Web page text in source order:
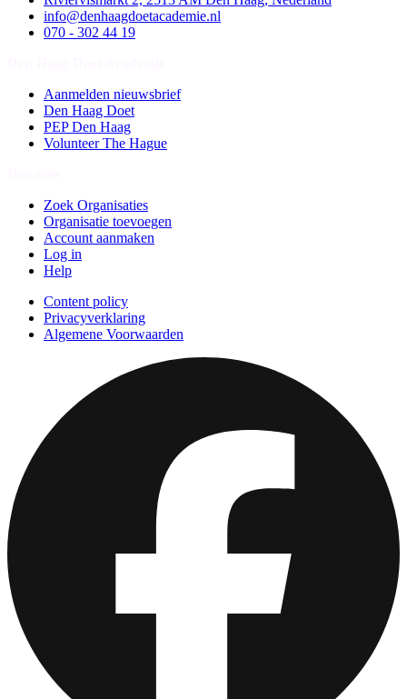
info@denhaagdoetacademie.nl
070 - 302 44 19
Aanmelden nieuwsbrief
Den Haag Doet
PEP Den Haag
Volunteer The Hague
Zoek Organisaties
Organisatie toevoegen
Account aanmaken
Log in
Help
Content policy
Privacyverklaring
Algemene Voorwaarden